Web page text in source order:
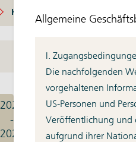
Allgemeine
I.
Die nachfolgenden
vorgehaltenen
US-Personen und
Veröffentlichung und
aufgrund ihrer
Kennzahlen
2021
-
2026